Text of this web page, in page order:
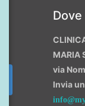
MARIA
via
Invia